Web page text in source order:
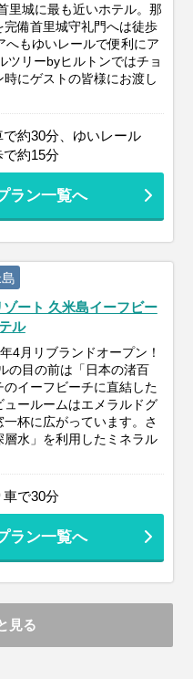
里城に最も近いホテル。那
備首里城守礼門へは徒歩
へもゆいレールで便利にア
ツリーbyヒルトンではチョ
にゲストの皆様にお渡し
約30分、ゆいレール
約15分
ラン一覧へ
ゾート 久米島イーフビー
ル
4月リブランドオープン！
の目の前は「日本の渚百
イーフビーチに直結した
ールームはエメラルドグ
杯に広がっています。さ
水」を利用したミネラル
で30分
ラン一覧へ
見る